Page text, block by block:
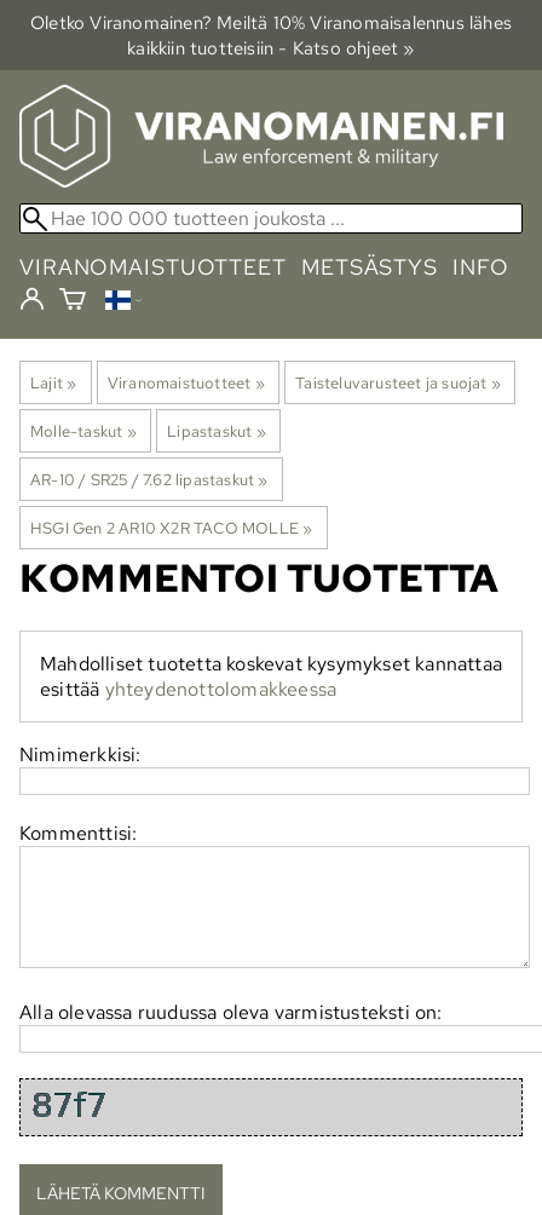
Oletko Viranomainen? Meiltä 10% Viranomais­alennus lähes
kaikkiin tuotteisiin - Katso ohjeet »
VIRANOMAISTUOTTEET METSÄSTYS INFO
Lajit ‪» Viranomaistuotteet ‪» Taisteluvarusteet ja suojat ‪»
Molle-taskut ‪» Lipastaskut ‪»
AR-10 / SR25 / 7.62 lipastaskut ‪»
HSGI Gen 2 AR10 X2R TACO MOLLE ‪»
KOMMENTOI TUOTETTA
Mahdolliset tuotetta koskevat kysymykset kannattaa
esittää yhteydenottolomakkeessa
Nimimerkkisi:
Kommenttisi:
Alla olevassa ruudussa oleva varmistusteksti on: